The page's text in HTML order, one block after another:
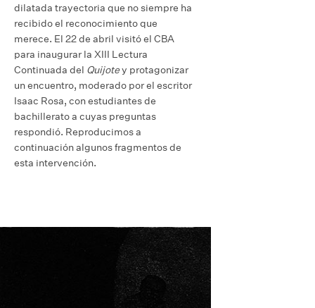
dilatada trayectoria que no siempre ha
recibido el reconocimiento que
merece. El 22 de abril visitó el CBA
para inaugurar la XIII Lectura
Continuada del Quijotey protagonizar
un encuentro, moderado por el escritor
Isaac Rosa, con estudiantes de
bachillerato a cuyas preguntas
respondió. Reproducimos a
continuación algunos fragmentos de
esta intervención.